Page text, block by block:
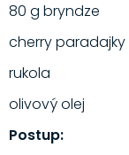
80 g bryndze
cherry paradajky
rukola
olivový olej
Postup: